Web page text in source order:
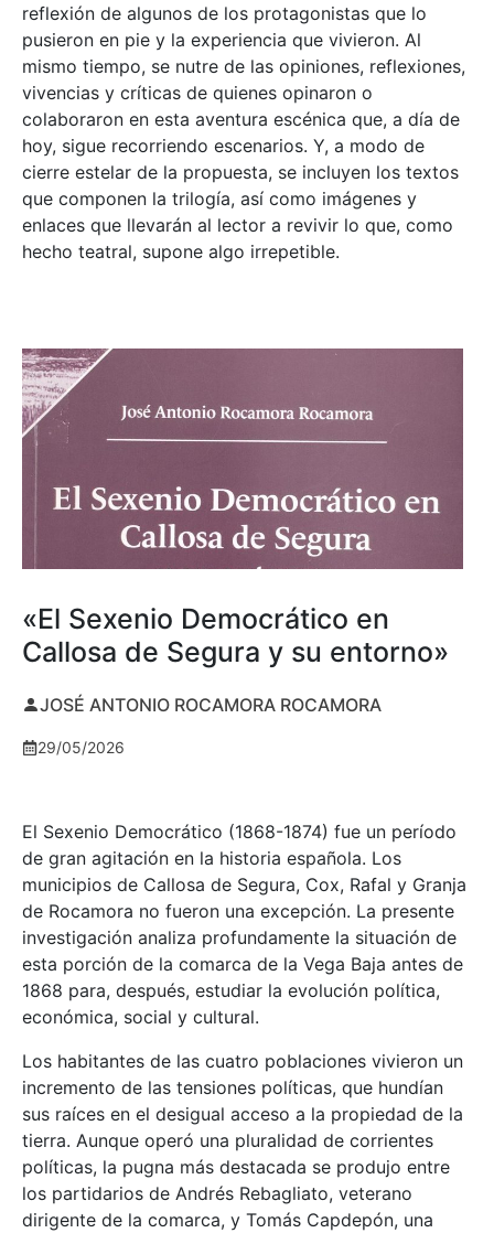
reflexión de algunos de los protagonistas que lo
pusieron en pie y la experiencia que vivieron. Al
mismo tiempo, se nutre de las opiniones, reflexiones,
vivencias y críticas de quienes opinaron o
colaboraron en esta aventura escénica que, a día de
hoy, sigue recorriendo escenarios. Y, a modo de
cierre estelar de la propuesta, se incluyen los textos
que componen la trilogía, así como imágenes y
enlaces que llevarán al lector a revivir lo que, como
hecho teatral, supone algo irrepetible.
«El Sexenio Democrático en
Callosa de Segura y su entorno»
JOSÉ ANTONIO ROCAMORA ROCAMORA
29/05/2026
El Sexenio Democrático (1868-1874) fue un período
de gran agitación en la historia española. Los
municipios de Callosa de Segura, Cox, Rafal y Granja
de Rocamora no fueron una excepción. La presente
investigación analiza profundamente la situación de
esta porción de la comarca de la Vega Baja antes de
1868 para, después, estudiar la evolución política,
económica, social y cultural.
Los habitantes de las cuatro poblaciones vivieron un
incremento de las tensiones políticas, que hundían
sus raíces en el desigual acceso a la propiedad de la
tierra. Aunque operó una pluralidad de corrientes
políticas, la pugna más destacada se produjo entre
los partidarios de Andrés Rebagliato, veterano
dirigente de la comarca, y Tomás Capdepón, una